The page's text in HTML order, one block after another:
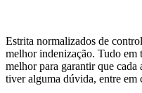
Estrita normalizados de
melhor indenização. Tudo em
melhor para garantir que
tiver alguma dúvida, entre em